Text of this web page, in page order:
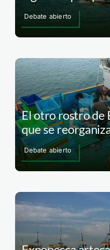
Debate abierto
El otro rostro de
que se
Debate abierto